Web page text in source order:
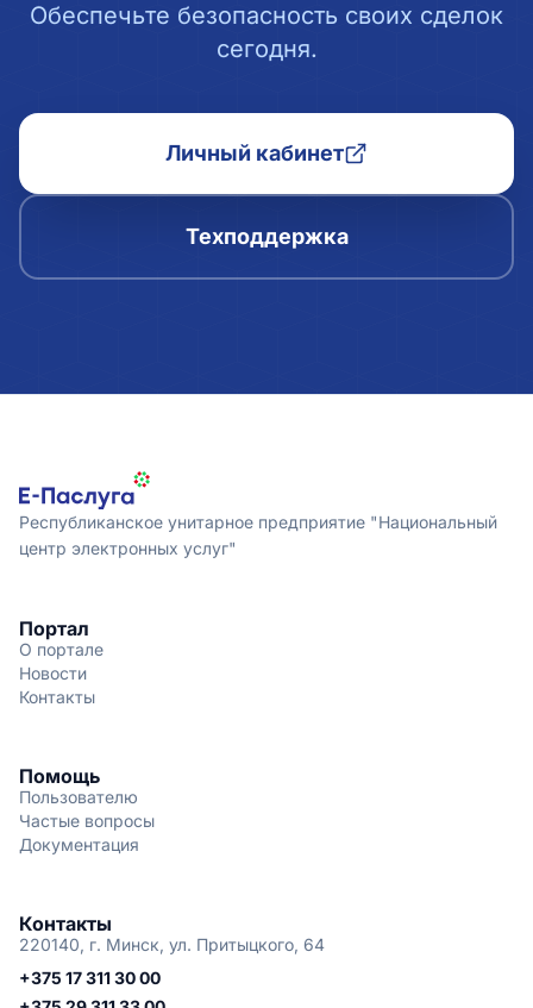
Обеспечьте безопасность своих сделок
сегодня.
Личный кабинет
Техподдержка
Республиканское унитарное предприятие "Национальный
центр электронных услуг"
Портал
О портале
Новости
Контакты
Помощь
Пользователю
Частые вопросы
Документация
Контакты
220140, г. Минск, ул. Притыцкого, 64
+375 17 311 30 00